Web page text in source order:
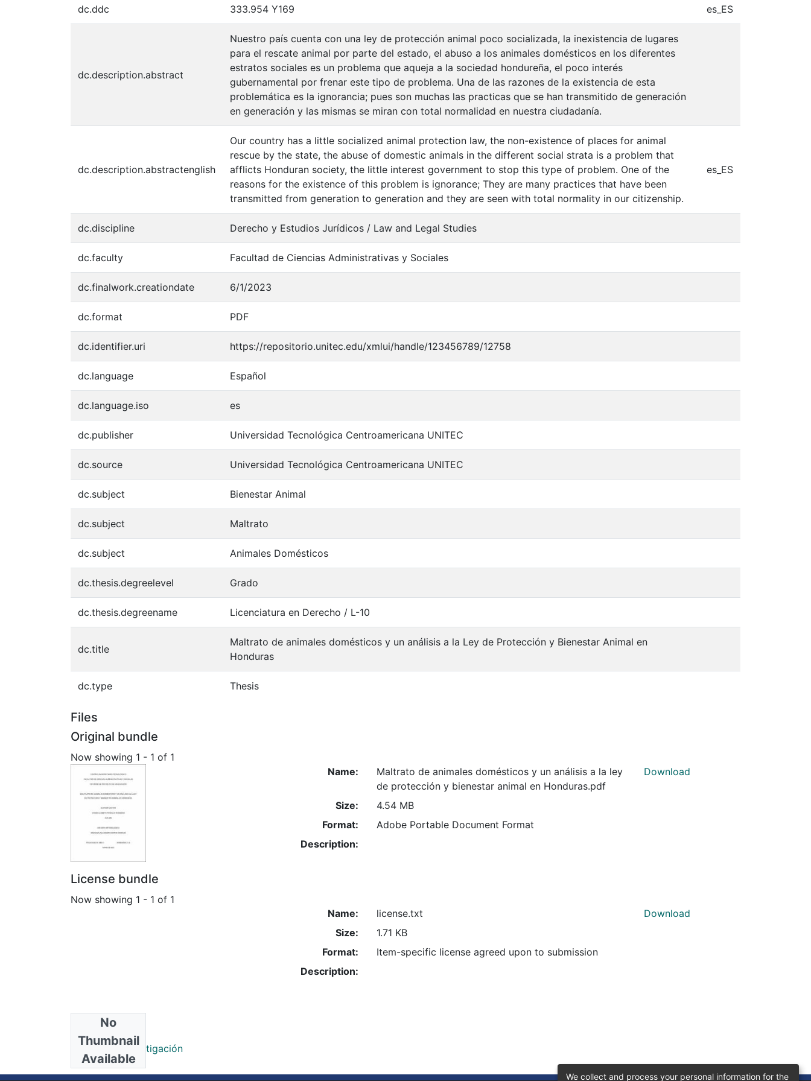
dc.ddc 333.954 Y169 es_ES
dc.description.abstract
Nuestro país cuenta con una ley de protección animal poco socializada, la inexistencia de lugares
para el rescate animal por parte del estado, el abuso a los animales domésticos en los diferentes
estratos sociales es un problema que aqueja a la sociedad hondureña, el poco interés
gubernamental por frenar este tipo de problema. Una de las razones de la existencia de esta
problemática es la ignorancia; pues son muchas las practicas que se han transmitido de generación
en generación y las mismas se miran con total normalidad en nuestra ciudadanía.
dc.description.abstractenglish
Our country has a little socialized animal protection law, the non-existence of places for animal
rescue by the state, the abuse of domestic animals in the different social strata is a problem that
afflicts Honduran society, the little interest government to stop this type of problem. One of the
reasons for the existence of this problem is ignorance; They are many practices that have been
transmitted from generation to generation and they are seen with total normality in our citizenship.
es_ES
dc.discipline Derecho y Estudios Jurídicos / Law and Legal Studies
dc.faculty Facultad de Ciencias Administrativas y Sociales
dc.finalwork.creationdate 6/1/2023
dc.format PDF
dc.identifier.uri https://repositorio.unitec.edu/xmlui/handle/123456789/12758
dc.language Español
dc.language.iso es
dc.publisher Universidad Tecnológica Centroamericana UNITEC
dc.source Universidad Tecnológica Centroamericana UNITEC
dc.subject Bienestar Animal
dc.subject Maltrato
dc.subject Animales Domésticos
dc.thesis.degreelevel Grado
dc.thesis.degreename Licenciatura en Derecho / L-10
dc.title
Maltrato de animales domésticos y un análisis a la Ley de Protección y Bienestar Animal en
Honduras
dc.type Thesis
Files
Original bundle
Now showing 1 - 1 of 1
Name:
Maltrato de animales domésticos y un análisis a la ley
de protección y bienestar animal en Honduras.pdf
Size:
4.54 MB
Format:
Adobe Portable Document Format
Description:
Download
License bundle
Now showing 1 - 1 of 1
No
Thumbnail
Available
Name:
license.txt
Size:
1.71 KB
Format:
Item-specific license agreed upon to submission
Description:
Download
Collections
Trabajo de Investigación
We collect and process your personal information for the